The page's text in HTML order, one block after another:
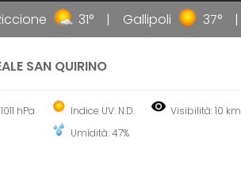
31° Gallipoli 37°
SAN QUIRINO
hPa
Indice UV: N.D.
Umidità: 47%
Visibilità: 10 km